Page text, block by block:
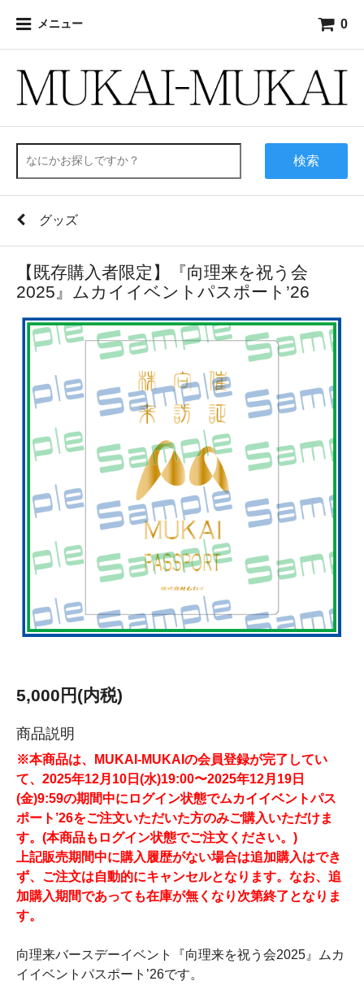
メニュー 0
検索
グッズ
【既存購入者限定】『向理来を祝う会
2025』ムカイイベントパスポート’26
5,000円(内税)
商品説明
※本商品は、MUKAI-MUKAIの会員登録が完了してい
て、2025年12月10日(水)19:00〜2025年12月19日
(金)9:59の期間中にログイン状態でムカイイベントパス
ポート’26をご注文いただいた方のみご購入いただけま
す。(本商品もログイン状態でご注文ください。)
上記販売期間中に購入履歴がない場合は追加購入はでき
ず、ご注文は自動的にキャンセルとなります。なお、追
加購入期間であっても在庫が無くなり次第終了となりま
す。
向理来バースデーイベント『向理来を祝う会2025』ムカ
イイベントパスポート’26です。